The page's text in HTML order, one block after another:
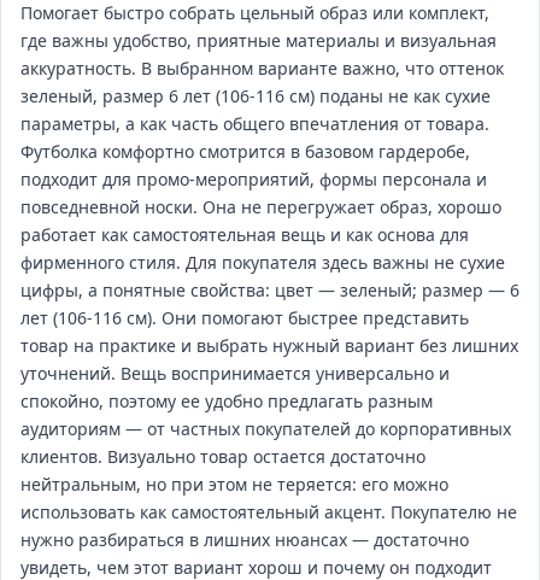
Помогает быстро собрать цельный образ или комплект,
где важны удобство, приятные материалы и визуальная
аккуратность. В выбранном варианте важно, что оттенок
зеленый, размер 6 лет (106-116 см) поданы не как сухие
параметры, а как часть общего впечатления от товара.
Футболка комфортно смотрится в базовом гардеробе,
подходит для промо‑мероприятий, формы персонала и
повседневной носки. Она не перегружает образ, хорошо
работает как самостоятельная вещь и как основа для
фирменного стиля. Для покупателя здесь важны не сухие
цифры, а понятные свойства: цвет — зеленый; размер — 6
лет (106-116 см). Они помогают быстрее представить
товар на практике и выбрать нужный вариант без лишних
уточнений. Вещь воспринимается универсально и
спокойно, поэтому ее удобно предлагать разным
аудиториям — от частных покупателей до корпоративных
клиентов. Визуально товар остается достаточно
нейтральным, но при этом не теряется: его можно
использовать как самостоятельный акцент. Покупателю не
нужно разбираться в лишних нюансах — достаточно
увидеть, чем этот вариант хорош и почему он подходит